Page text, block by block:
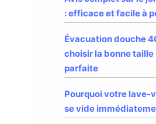
: efficace et facile à
Évacuation douche
choisir la bonne
parfaite
Pourquoi votre lave-
se vide